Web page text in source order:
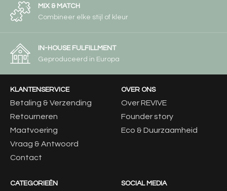
MIX & MATCH
Combineer elke stijl of kleur
IN-HOUSE FULFILLMENT
Geproduceerd in Europa
KLANTENSERVICE
Betaling & Verzending
Retourneren
Maatvoering
Vraag & Antwoord
Contact
OVER ONS
Over REVIVE
Founder story
Eco & Duurzaamheid
CATEGORIEËN SOCIAL MEDIA